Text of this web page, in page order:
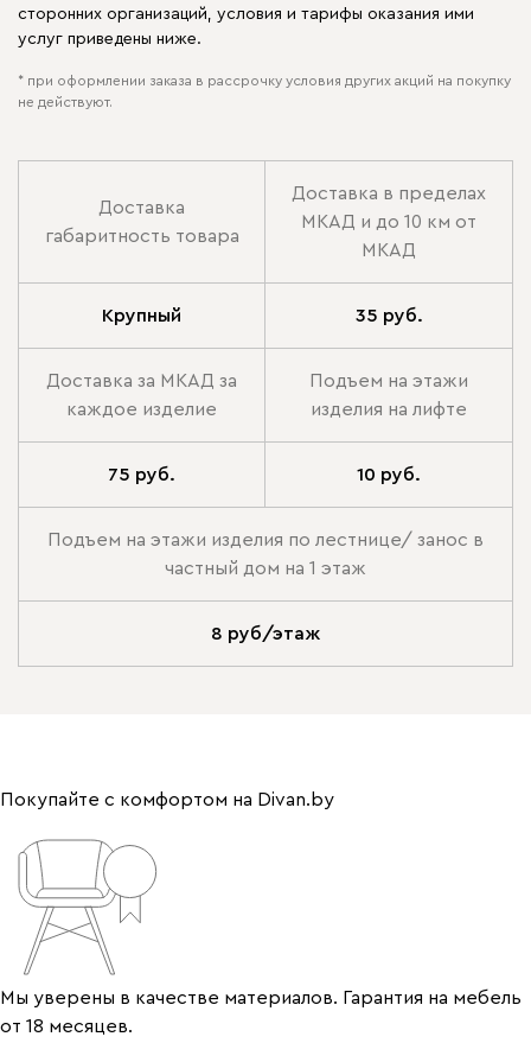
сторонних организаций, условия и тарифы оказания ими
услуг приведены ниже.
* при оформлении заказа в рассрочку условия других акций на покупку
не действуют.
Доставка
габаритность товара
Доставка в пределах
МКАД и до 10 км от
МКАД
Крупный 35 руб.
Доставка за МКАД за
каждое изделие
Подъем на этажи
изделия на лифте
75 руб. 10 руб.
Подъем на этажи изделия по лестнице/ занос в
частный дом на 1 этаж
8 руб/этаж
Покупайте с комфортом на Divan.by
Мы уверены в качестве материалов. Гарантия на мебель
от 18 месяцев.